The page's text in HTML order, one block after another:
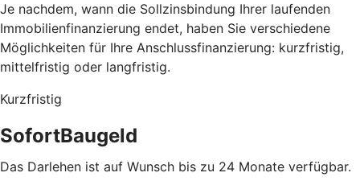
Je nachdem, wann die Sollzinsbindung Ihrer laufenden
Immobilienfinanzierung endet, haben Sie verschiedene
Möglichkeiten für Ihre Anschlussfinanzierung: kurzfristig,
mittelfristig oder langfristig.
Kurzfristig
SofortBaugeld
Das Darlehen ist auf Wunsch bis zu 24 Monate verfügbar.